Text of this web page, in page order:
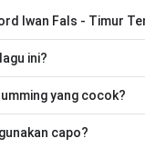
Iwan Fals - Timur
sehingga
ini?
versi chord gitar yang lebih mudah
yang cocok?
kamu dapat menggunakan pola
capo?